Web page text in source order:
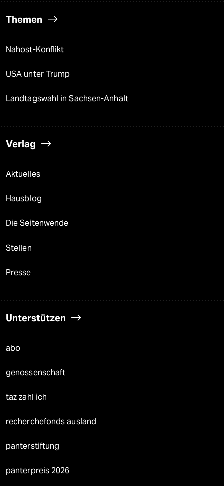
Themen
Nahost-Konflikt
USA unter Trump
Landtagswahl in Sachsen-Anhalt
Verlag
Aktuelles
Hausblog
Die Seitenwende
Stellen
Presse
Unterstützen
abo
genossenschaft
taz zahl ich
recherchefonds ausland
panterstiftung
panterpreis 2026